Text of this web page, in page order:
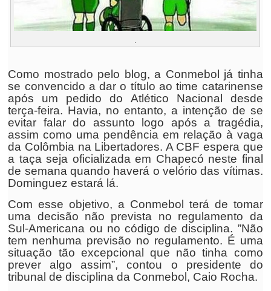
Como mostrado pelo blog, a Conmebol já tinha
se convencido a dar o título ao time catarinense
após um pedido do Atlético Nacional
desde
terça-feira. Havia, no entanto, a intenção de se
evitar falar do assunto logo após a tragédia,
assim como uma pendência em relação à vaga
da Colômbia na Libertadores. A CBF espera que
a taça seja oficializada em Chapecó neste final
de semana quando haverá o velório das vítimas.
Dominguez estará lá.
Com esse objetivo, a Conmebol terá de tomar
uma decisão não prevista no regulamento da
Sul-Americana ou no código de disciplina. ”Não
tem nenhuma previsão no regulamento. É uma
situação tão excepcional que não tinha como
prever algo assim”, contou o presidente do
tribunal de disciplina da Conmebol, Caio Rocha.